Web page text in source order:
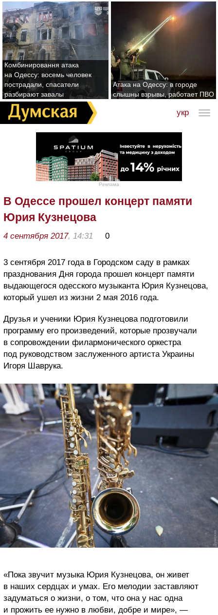
Комбинировання атака
на Одессу: восемь человек
пострадали, спасатели
разбирают завалы
Атака на Одессу: в городе
слышны взрывы, работает ПВО
укр
Реклама
В Одессе прошел концерт памяти
Юрия Кузнецова
4 сентября 2017, 14:31 0
3 сентября 2017 года в Городском саду в рамках
празднования Дня города прошел концерт памяти
выдающегося одесского музыканта Юрия Кузнецова,
который ушел из жизни 2 мая 2016 года.
Друзья и ученики Юрия Кузнецова подготовили
программу его произведений, которые прозвучали
в сопровождении филармонического оркестра
под руководством заслуженного артиста Украины
Игоря Шаврука.
«Пока звучит музыка Юрия Кузнецова, он живет
в наших сердцах и умах. Его мелодии заставляют
задуматься о жизни, о том, что она у нас одна
и прожить ее нужно в любви, добре и мире», —